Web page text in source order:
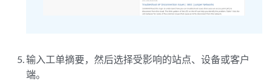
输入工单摘要，然后选择受影响的站点、设备或客户
端。